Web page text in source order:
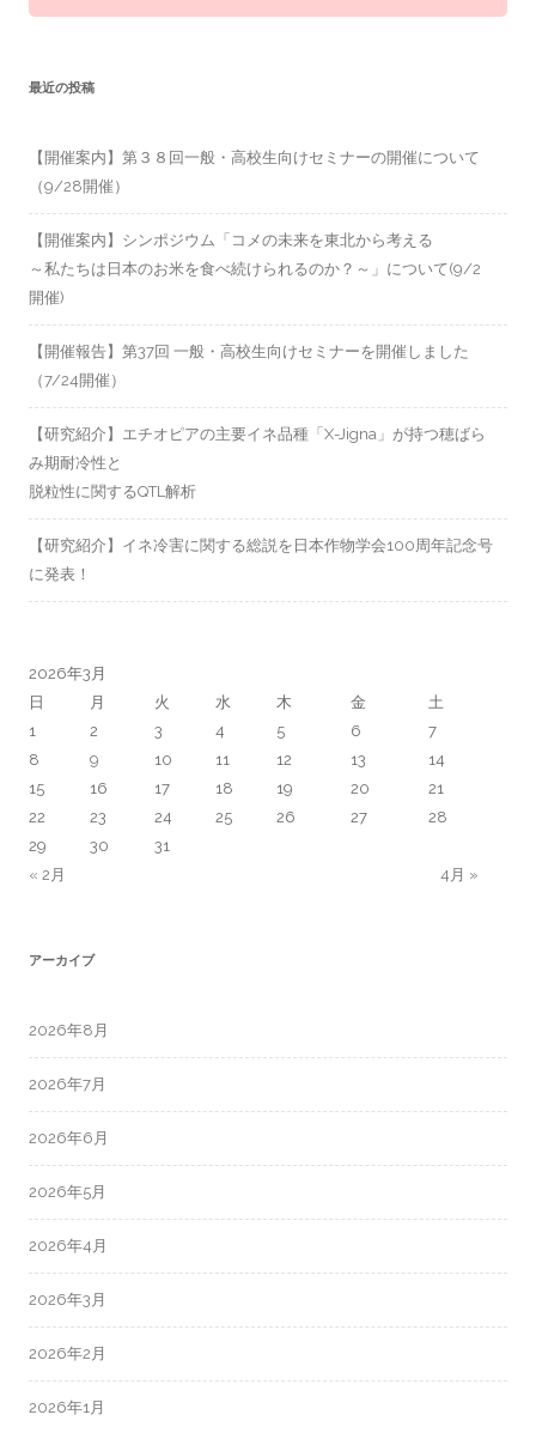
最近の投稿
【開催案内】第３８回一般・高校生向けセミナーの開催について
（9/28開催）
【開催案内】シンポジウム「コメの未来を東北から考える
～私たちは日本のお米を食べ続けられるのか？～」について(9/2
開催)
【開催報告】第37回 一般・高校生向けセミナーを開催しました
（7/24開催）
【研究紹介】エチオピアの主要イネ品種「X-Jigna」が持つ穂ばら
み期耐冷性と
脱粒性に関するQTL解析
【研究紹介】イネ冷害に関する総説を日本作物学会100周年記念号
に発表！
2026年3月
日
月 火 水 木 金 土
« 2月 4月 »
1 2 3 4 5 6
7
8
9 10 11 12 13
14
15
16 17 18 19 20
21
22
23 24 25 26 27
28
29
30 31
アーカイブ
2026年8月
2026年7月
2026年6月
2026年5月
2026年4月
2026年3月
2026年2月
2026年1月